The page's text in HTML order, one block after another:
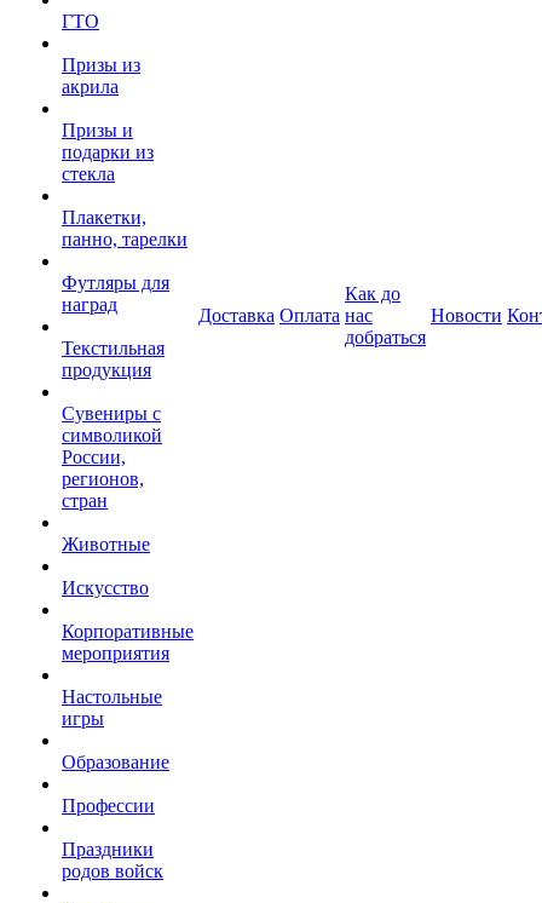
ГТО
Призы из
акрила
Призы и
подарки из
стекла
Плакетки,
панно, тарелки
Футляры для
наград
Текстильная
продукция
Сувениры с
символикой
России,
регионов,
стран
Животные
Искусство
Корпоративные
мероприятия
Настольные
игры
Образование
Профессии
Праздники
родов войск
Доставка Оплата
Как до
нас
добраться
Новости